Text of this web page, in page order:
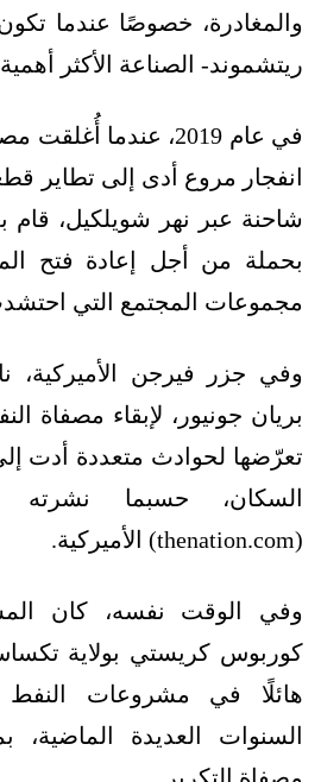
والمغادرة، خصوصًا عندما
ريتشموند- الصناعة الأكثر
في عام 2019، عندما أُغلقت مصفاة في
انفجار مروع أدى إلى تطاير
شاحنة عبر نهر شويلكيل، قام
بحملة من أجل إعادة فتح
مجموعات المجتمع التي
وفي جزر فيرجن الأميركية،
بريان جونيور، لإبقاء مصفاة
تعرّضها لحوادث متعددة أدت
السكان، حسبما
(thenation.com) الأميركية.
وفي الوقت نفسه، كان
كوربوس كريستي بولاية
هائلًا في مشروعات
السنوات العديدة